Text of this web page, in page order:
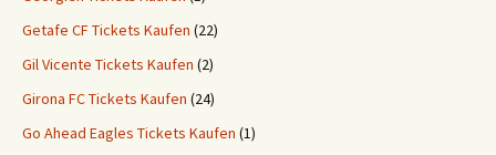
Getafe CF Tickets Kaufen (22)
Gil Vicente Tickets Kaufen (2)
Girona FC Tickets Kaufen (24)
Go Ahead Eagles Tickets Kaufen (1)